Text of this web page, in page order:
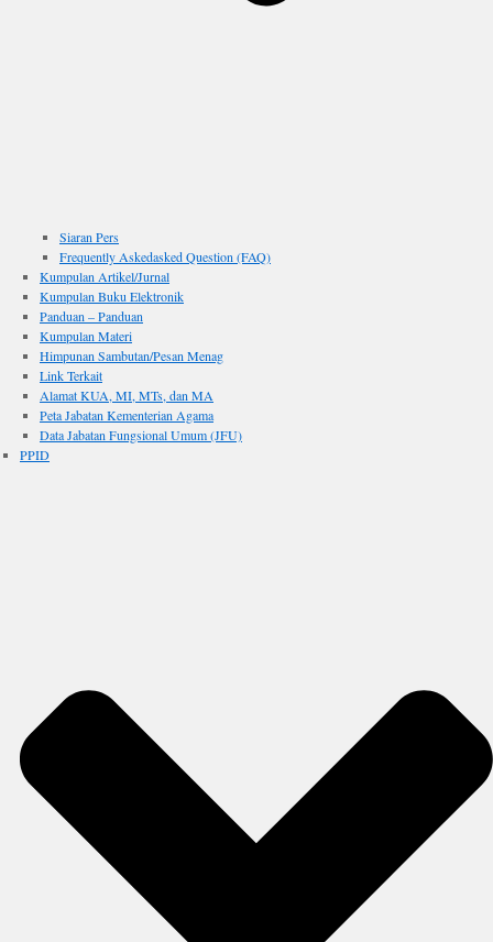
Siaran Pers
Frequently Askedasked Question (FAQ)
Kumpulan Artikel/Jurnal
Kumpulan Buku Elektronik
Panduan – Panduan
Kumpulan Materi
Himpunan Sambutan/Pesan Menag
Link Terkait
Alamat KUA, MI, MTs, dan MA
Peta Jabatan Kementerian Agama
Data Jabatan Fungsional Umum (JFU)
PPID